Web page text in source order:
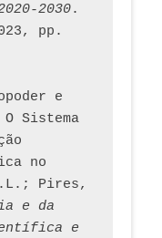
2030.
pp.
e
Sistema
no
Pires,
e da
e